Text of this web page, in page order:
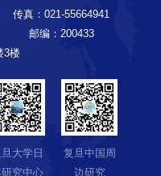
传真：021-55664941
邮编：200433
3楼
大学日
究中心
复旦中国周
边研究